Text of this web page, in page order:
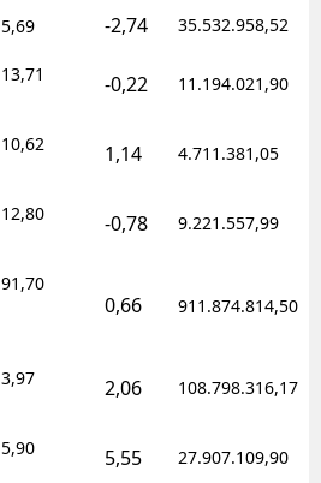
5,69 -2,74 35.532.958,52
13,71 -0,22 11.194.021,90
10,62 1,14 4.711.381,05
12,80 -0,78 9.221.557,99
91,70
0,66 911.874.814,50
3,97 2,06 108.798.316,17
5,90 5,55 27.907.109,90